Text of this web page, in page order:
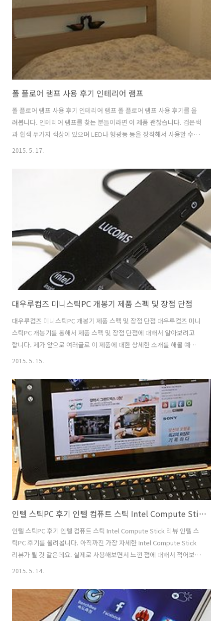
니터 27MT77W 는 컴퓨터에 연결해..
폴 플로어 램프 사용 후기 인테리어 램프
폴 플로어 램프 사용 후기 인테리어 램프 폴 플로어 램프 사용 후기를 올
려봅니다. 인테리어 램프를 찾는 분들이라면 이 제품 괜찮습니다. 검은색
과 흰색 두가지 색상이 있으며 LED나 형광등 등을 장착해서 사용할 수 있
습니다. 디자인은 모던한 느낌에 상당히 심플한 느낌 입니다. 폴 플로어
기로 조절이 가능한 형태였는데요. 가끔은 은은하게 켜지는 약한 불빛이
필요해서 작은 손전등을 켜놓곤 했습니다. 그런데 문제가 항상 충전해서
써야하는 불편함이 있었죠. 폴 플로어 램프 사용후 그 문제가 해결되어버
렸네요. LED 전구를 4W 짜리를 넣었습니다. 전력소모량도 무척 낮고 방
향도 위나 아래로 원하는 방향으로 조정이 가능해서 독서할 때에도 또는
은..
2015. 5. 17.
대우루컴즈 미니스틱PC 개봉기 제품 스펙 및 장점 단점
대우루컴즈 미니스틱PC 개봉기 제품 스펙 및 장점 단점 대우루컴즈 미니
스틱PC 개봉기를 통해서 제품 스펙 및 장점 단점에 대해서 알아보려고
합니다. 제가 앞으로 여러글로 이 제품에 대한 상세한 소개를 해볼 예정
는데요. 인텔 컴퓨트 스틱에 대한 설명은 이미 자세한 벤치마크를 통해서
글을 올려놓았으니 보시면 좋을듯합니다. 사양적인 부분에서는 대우루
컴즈 제품도 동일합니다. 다만 차이점이라면, 대우루컴즈 미니스틱PC는
팬이 들어가지 않아서 소음이 전혀 없습니다. 그리고 좀 더 얇아졌습니
다. 게다가 USB 단자도 2개 입니다. 개인적으로는 소음이 일체 없는점이
상당히 맘에 들었..
2015. 5. 15.
인텔 스틱PC 후기 인텔 컴퓨트 스틱 Intel Compute Stick 리뷰
인텔 스틱PC 후기 인텔 컴퓨트 스틱 Intel Compute Stick 리뷰 인텔 스
틱PC 후기를 올려봅니다. 아직까진 가장 자세한 Intel Compute Stick
리뷰가 될 것 같은데요. 실제로 사용해보면서 느낀 점에 대해서 적어보려
고 합니다. 이 제품 테스트 해보고 사용해보면서 윈도우10에 대해서 다
는 윈도우8.1 입니다. 그렇지만 곧 윈도우10이 나오면 윈도우8.1 쓰시는
분들은 거의 다 윈도우10으로 넘어갈텐데요. 물론 윈도우7 사용자도 아
마 많이 넘어갈 듯 하구요. 윈도우7 계열과 윈도우8 (윈도우10) 계열의
2015. 5. 14.